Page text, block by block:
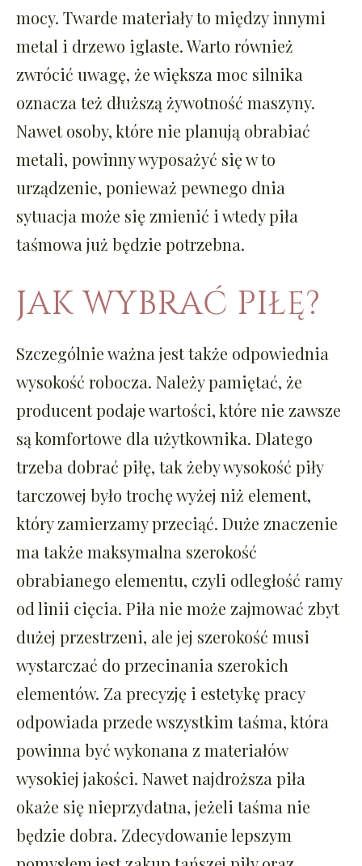
mocy. Twarde materiały to między innymi
metal i drzewo iglaste. Warto również
zwrócić uwagę, że większa moc silnika
oznacza też dłuższą żywotność maszyny.
Nawet osoby, które nie planują obrabiać
metali, powinny wyposażyć się w to
urządzenie, ponieważ pewnego dnia
sytuacja może się zmienić i wtedy piła
taśmowa już będzie potrzebna.
JAK WYBRAĆ PIŁĘ?
Szczególnie ważna jest także odpowiednia
wysokość robocza. Należy pamiętać, że
producent podaje wartości, które nie zawsze
są komfortowe dla użytkownika. Dlatego
trzeba dobrać piłę, tak żeby wysokość piły
tarczowej było trochę wyżej niż element,
który zamierzamy przeciąć. Duże znaczenie
ma także maksymalna szerokość
obrabianego elementu, czyli odległość ramy
od linii cięcia. Piła nie może zajmować zbyt
dużej przestrzeni, ale jej szerokość musi
wystarczać do przecinania szerokich
elementów. Za precyzję i estetykę pracy
odpowiada przede wszystkim taśma, która
powinna być wykonana z materiałów
wysokiej jakości. Nawet najdroższa piła
okaże się nieprzydatna, jeżeli taśma nie
będzie dobra. Zdecydowanie lepszym